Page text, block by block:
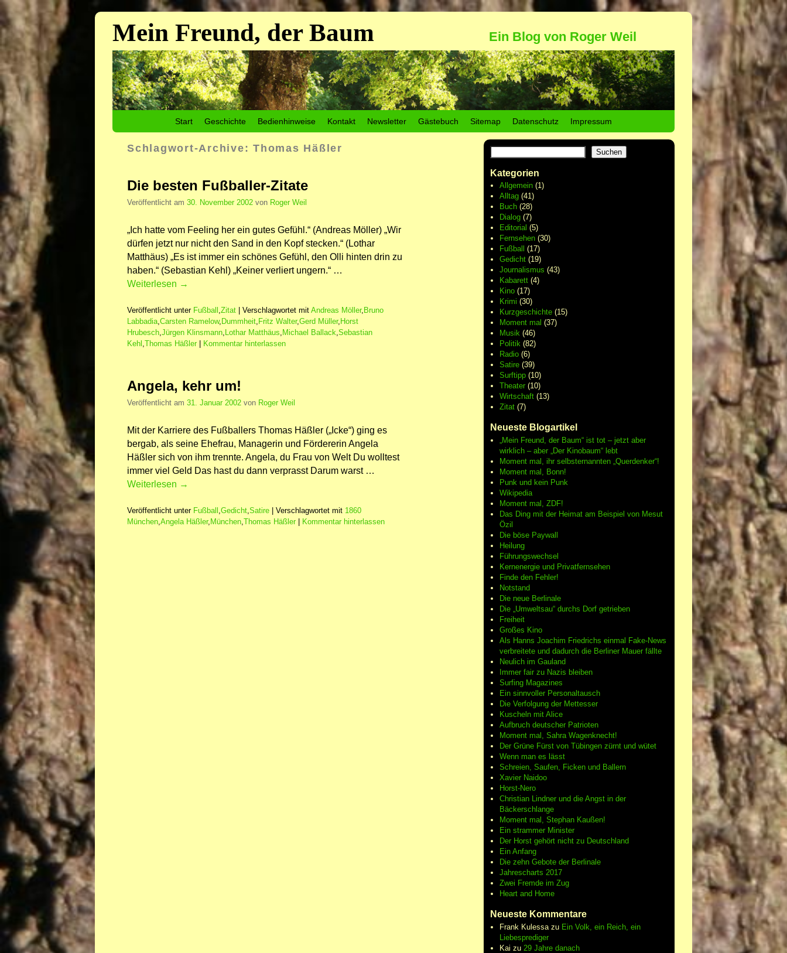
Mein Freund, der Baum Ein Blog von Roger Weil
Start Geschichte Bedienhinweise Kontakt Newsletter Gästebuch Sitemap Datenschutz Impressum
Schlagwort-Archive:Thomas Häßler
Die besten Fußballer-Zitate
Veröffentlicht am 30. November 2002 von Roger Weil
„Ich hatte vom Feeling her ein gutes Gefühl.“ (Andreas Möller) „Wir
dürfen jetzt nur nicht den Sand in den Kopf stecken.“ (Lothar
Matthäus) „Es ist immer ein schönes Gefühl, den Olli hinten drin zu
haben.“ (Sebastian Kehl) „Keiner verliert ungern.“ …
Weiterlesen →
Veröffentlicht unter Fußball Zitat Verschlagwortet mit Andreas Möller, Bruno
Labbadia Carsten Ramelow, Dummheit Fritz Walter, Gerd Müller, Horst
Hrubesch Jürgen Klinsmann Lothar Matthäus Michael Ballack Sebastian
Kehl Thomas Häßler Kommentar hinterlassen
Angela, kehr um!
Veröffentlicht am 31. Januar 2002 von Roger Weil
Mit der Karriere des Fußballers Thomas Häßler („Icke“) ging es
bergab, als seine Ehefrau, Managerin und Fördererin Angela
Häßler sich von ihm trennte. Angela, du Frau von Welt Du wolltest
immer viel Geld Das hast du dann verprasst Darum warst …
Weiterlesen →
Veröffentlicht unter Fußball Gedicht Satire | Verschlagwortet mit 1860
München Angela Häßler, München Thomas Häßler | Kommentar hinterlassen
Suchen
Kategorien
Allgemein(1)
Alltag(41)
Buch(28)
Dialog(7)
Editorial (5)
Fernsehen(30)
Fußball (17)
Gedicht(19)
Journalismus (43)
Kabarett(4)
Kino(17)
Krimi (30)
Kurzgeschichte(15)
Moment mal (37)
Musik(46)
Politik(82)
Radio(6)
Satire(39)
Surftipp(10)
Theater(10)
Wirtschaft(13)
Zitat(7)
Neueste Blogartikel
„Mein Freund, der Baum“ ist tot – jetzt aber
wirklich – aber „Der Kinobaum“ lebt
Moment mal, ihr selbsternannten „Querdenker“!
Moment mal, Bonn!
Punk und kein Punk
Wikipedia
Moment mal, ZDF!
Das Ding mit der Heimat am Beispiel von Mesut
Özil
Die böse Paywall
Heilung
Führungswechsel
Kernenergie und Privatfernsehen
Finde den Fehler!
Notstand
Die neue Berlinale
Die „Umweltsau“ durchs Dorf getrieben
Freiheit
Großes Kino
Als Hanns Joachim Friedrichs einmal Fake-News
verbreitete und dadurch die Berliner Mauer fällte
Neulich im Gauland
Immer fair zu Nazis bleiben
Surfing Magazines
Ein sinnvoller Personaltausch
Die Verfolgung der Mettesser
Kuscheln mit Alice
Aufbruch deutscher Patrioten
Moment mal, Sahra Wagenknecht!
Der Grüne Fürst von Tübingen zürnt und wütet
Wenn man es lässt
Schreien, Saufen, Ficken und Ballern
Xavier Naidoo
Horst-Nero
Christian Lindner und die Angst in der
Bäckerschlange
Moment mal, Stephan Kaußen!
Ein strammer Minister
Der Horst gehört nicht zu Deutschland
Ein Anfang
Die zehn Gebote der Berlinale
Jahrescharts 2017
Zwei Fremde im Zug
Heart and Home
Neueste Kommentare
Frank Kulessazu Ein Volk, ein Reich, ein
Liebesprediger
Kai zu 29 Jahre danach